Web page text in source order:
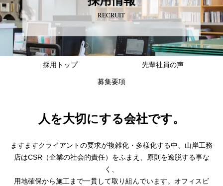
RECRUIT
採用トップ
先輩社員の声
募集要項
人を大切にする会社です。
ますますクライアントの要求が複雑化・多様化する中、山岸工務
店はCSR（企業の社会的責任）をふまえ、原則を逸脱する事な
く、
用地確保から施工まで一貫して取り組んでいます。オフィスビ